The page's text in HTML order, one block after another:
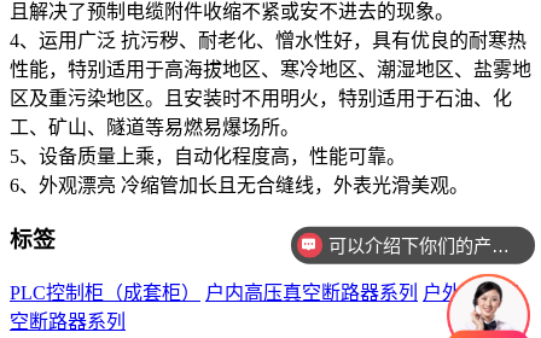
且解决了预制电缆附件收缩不紧或安不进去的现象。
4、运用广泛 抗污秽、耐老化、憎水性好，具有优良的耐寒热
性能，特别适用于高海拔地区、寒冷地区、潮湿地区、盐雾地
区及重污染地区。且安装时不用明火，特别适用于石油、化
工、矿山、隧道等易燃易爆场所。
5、设备质量上乘，自动化程度高，性能可靠。
6、外观漂亮 冷缩管加长且无合缝线，外表光滑美观。
标签
PLC控制柜（成套柜） 户内高压真空断路器系列 户外高压真
空断路器系列